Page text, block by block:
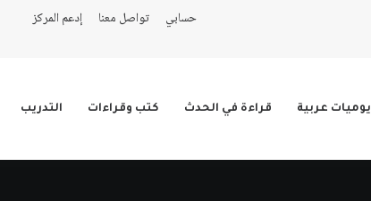
حسابي تواصل معنا إدعم المركز
يوميات عربية قراءة في الحدث كتب وقراءات التدريب